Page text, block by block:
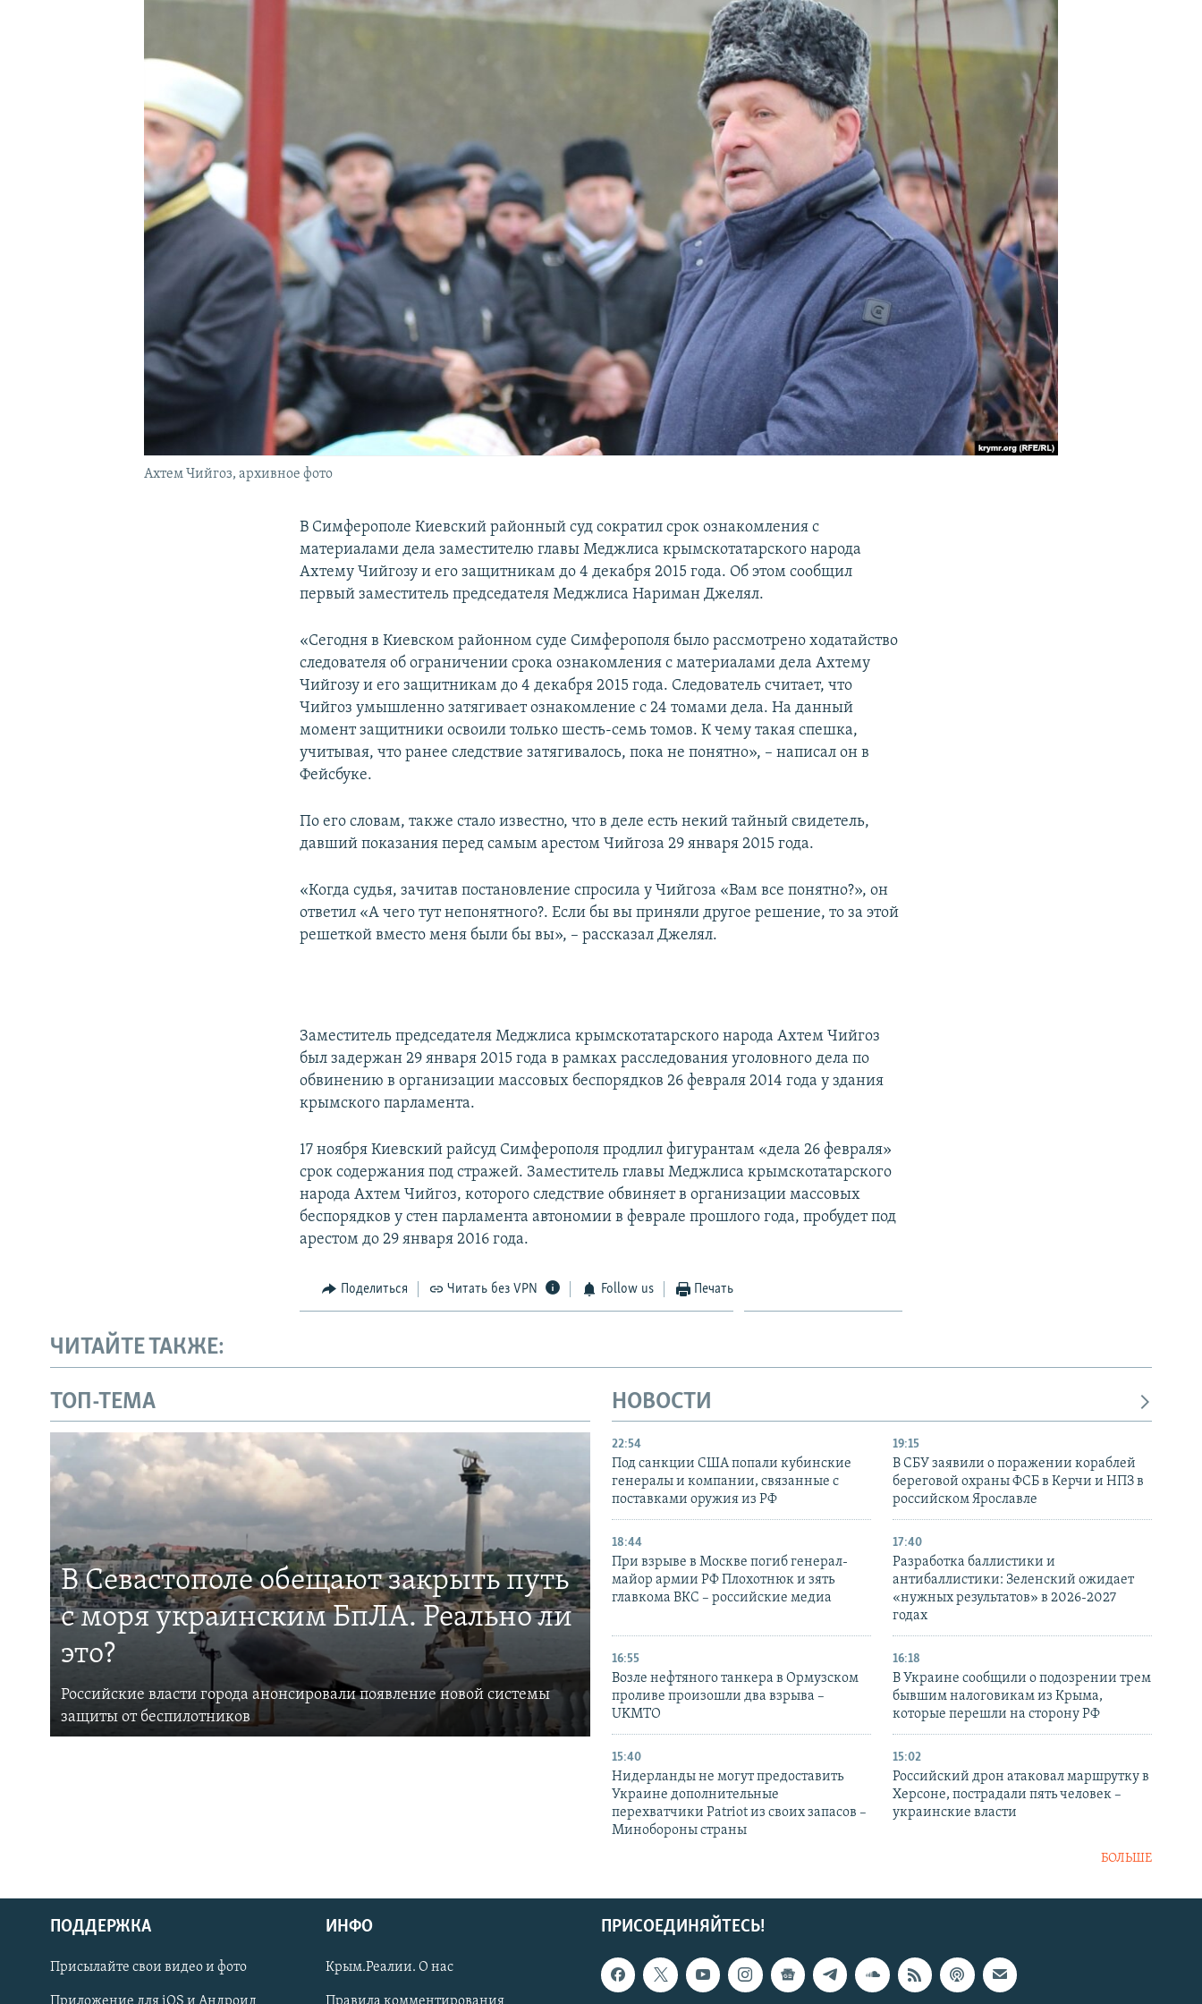
УКРАИНСКАЯ ПРОБЛЕМА КРЫМА
Українською
Qırımtatar
Ахтем Чийгоз, архивное фото
В Симферополе Киевский районный суд сократил срок ознакомления с
материалами дела заместителю главы Меджлиса крымскотатарского народа
Ахтему Чийгозу и его защитникам до 4 декабря 2015 года. Об этом сообщил
первый заместитель председателя Меджлиса Нариман Джелял.
«Сегодня в Киевском районном суде Симферополя было рассмотрено ходатайство
следователя об ограничении срока ознакомления с материалами дела Ахтему
Чийгозу и его защитникам до 4 декабря 2015 года. Следователь считает, что
Чийгоз умышленно затягивает ознакомление с 24 томами дела. На данный
момент защитники освоили только шесть-семь томов. К чему такая спешка,
учитывая, что ранее следствие затягивалось, пока не понятно», – написал он в
Фейсбуке.
По его словам, также стало известно, что в деле есть некий тайный свидетель,
давший показания перед самым арестом Чийгоза 29 января 2015 года.
«Когда судья, зачитав постановление спросила у Чийгоза «Вам все понятно?», он
ответил «А чего тут непонятного?. Если бы вы приняли другое решение, то за этой
решеткой вместо меня были бы вы», – рассказал Джелял.
Заместитель председателя Меджлиса крымскотатарского народа Ахтем Чийгоз
был задержан 29 января 2015 года в рамках расследования уголовного дела по
обвинению в организации массовых беспорядков 26 февраля 2014 года у здания
крымского парламента.
17 ноября Киевский райсуд Симферополя продлил фигурантам «дела 26 февраля»
срок содержания под стражей. Заместитель главы Меджлиса крымскотатарского
народа Ахтем Чийгоз, которого следствие обвиняет в организации массовых
беспорядков у стен парламента автономии в феврале прошлого года, пробудет под
арестом до 29 января 2016 года.
Поделиться Читать без VPN Follow us Печать
ЧИТАЙТЕ ТАКЖЕ:
ТОП-ТЕМА
В Севастополе обещают закрыть путь
с моря украинским БпЛА. Реально ли
это?
Российские власти города анонсировали появление новой системы
защиты от беспилотников
НОВОСТИ
22:54
Под санкции США попали кубинские
генералы и компании, связанные с
поставками оружия из РФ
19:15
В СБУ заявили о поражении кораблей
береговой охраны ФСБ в Керчи и НПЗ в
российском Ярославле
18:44
При взрыве в Москве погиб генерал-
майор армии РФ Плохотнюк и зять
главкома ВКС – российские медиа
17:40
Разработка баллистики и
антибаллистики: Зеленский ожидает
«нужных результатов» в 2026-2027
годах
16:55
Возле нефтяного танкера в Ормузском
проливе произошли два взрыва –
UKMTO
16:18
В Украине сообщили о подозрении трем
бывшим налоговикам из Крыма,
которые перешли на сторону РФ
15:40
Нидерланды не могут предоставить
Украине дополнительные
перехватчики Patriot из своих запасов –
Минобороны страны
15:02
Российский дрон атаковал маршрутку в
Херсоне, пострадали пять человек –
украинские власти
БОЛЬШЕ
ПРИСОЕДИНЯЙТЕСЬ!
ПОДДЕРЖКА
Присылайте свои видео и фото
ИНФО
Крым.Реалии. О нас